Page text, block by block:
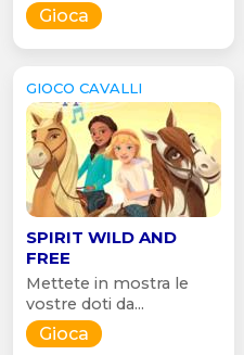
Gioca
GIOCO CAVALLI
SPIRIT WILD AND
FREE
Mettete in mostra le
vostre doti da...
Gioca